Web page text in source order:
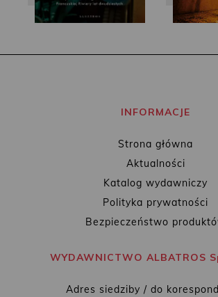
INFORMACJE
Strona główna
Aktualności
Katalog wydawniczy
Polityka prywatności
Bezpieczeństwo
WYDAWNICTWO ALBATROS
Adres siedziby / do